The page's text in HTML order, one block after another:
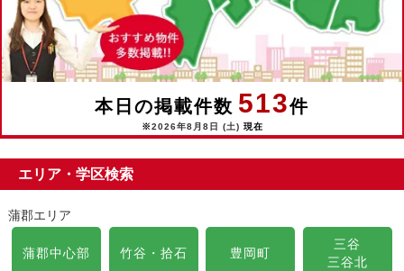
本日の掲載件数 513件
※2026年8月8日 (土) 現在
エリア・学区検索
蒲郡エリア
蒲郡中心部 竹谷・拾石 豊岡町
三谷
三谷北